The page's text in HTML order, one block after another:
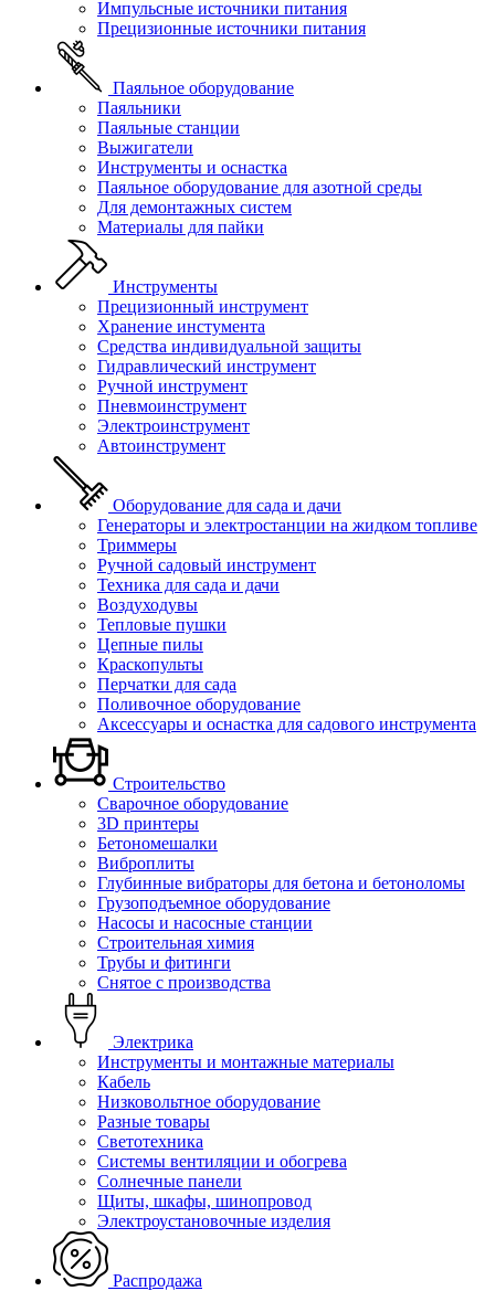
Импульсные источники питания
Прецизионные источники питания
Паяльное оборудование
Паяльники
Паяльные станции
Выжигатели
Инструменты и оснастка
Паяльное оборудование для азотной среды
Для демонтажных систем
Материалы для пайки
Инструменты
Прецизионный инструмент
Хранение инстумента
Средства индивидуальной защиты
Гидравлический инструмент
Ручной инструмент
Пневмоинструмент
Электроинструмент
Автоинструмент
Оборудование для сада и дачи
Генераторы и электростанции на жидком топливе
Триммеры
Ручной садовый инструмент
Техника для сада и дачи
Воздуходувы
Тепловые пушки
Цепные пилы
Краскопульты
Перчатки для сада
Поливочное оборудование
Аксессуары и оснастка для садового инструмента
Строительство
Сварочное оборудование
3D принтеры
Бетономешалки
Виброплиты
Глубинные вибраторы для бетона и бетоноломы
Грузоподъемное оборудование
Насосы и насосные станции
Строительная химия
Трубы и фитинги
Снятое с производства
Электрика
Инструменты и монтажные материалы
Кабель
Низковольтное оборудование
Разные товары
Светотехника
Системы вентиляции и обогрева
Солнечные панели
Щиты, шкафы, шинопровод
Электроустановочные изделия
Распродажа